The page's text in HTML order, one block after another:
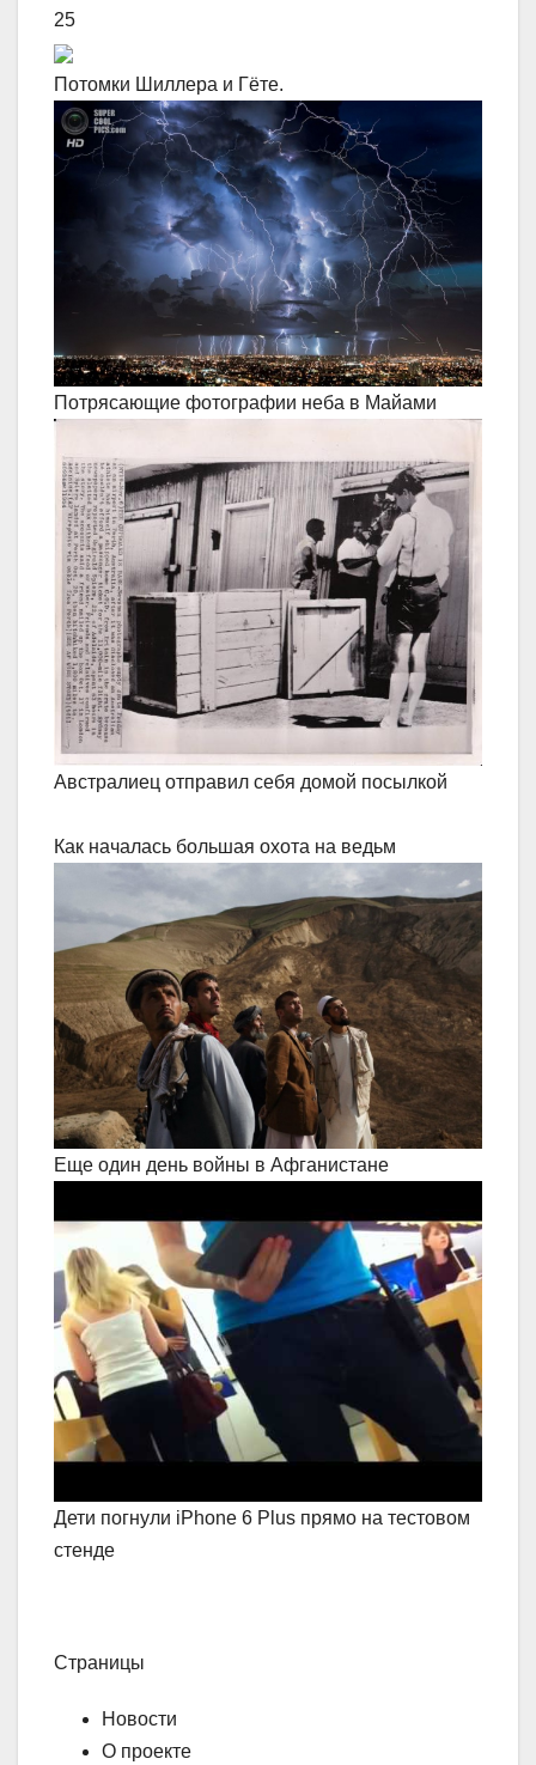
25
Потомки Шиллера и Гёте.
Потрясающие фотографии неба в Майами
Австралиец отправил себя домой посылкой
Как началась большая охота на ведьм
Еще один день войны в Афганистане
Дети погнули iPhone 6 Plus прямо на тестовом
стенде
Страницы
Новости
О проекте